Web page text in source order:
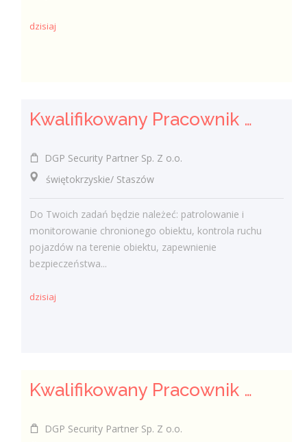
dzisiaj
Kwalifikowany Pracownik / Kwalifikowana Pracowniczka Ochrony
DGP Security Partner Sp. Z o.o.
świętokrzyskie/ Staszów
Do Twoich zadań będzie należeć: patrolowanie i
monitorowanie chronionego obiektu, kontrola ruchu
pojazdów na terenie obiektu, zapewnienie
bezpieczeństwa...
dzisiaj
Kwalifikowany Pracownik / Kwalifikowana Pracowniczka Ochrony
DGP Security Partner Sp. Z o.o.